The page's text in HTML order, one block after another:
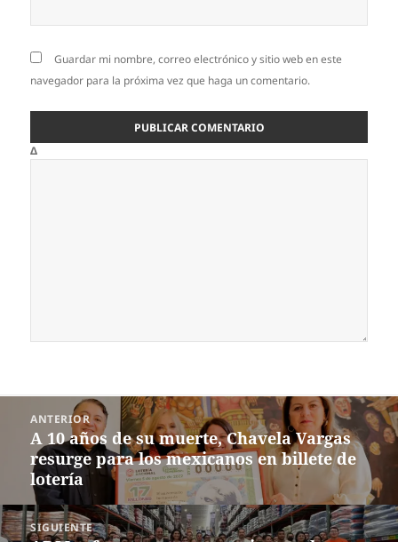
Guardar mi nombre, correo electrónico y sitio web en este
navegador para la próxima vez que haga un comentario.
Δ
Navegación
entradas
ANTERIOR
Entrada
anterior:
A 10 años de su muerte, Chavela Vargas
resurge para los mexicanos en billete de
lotería
SIGUIENTE